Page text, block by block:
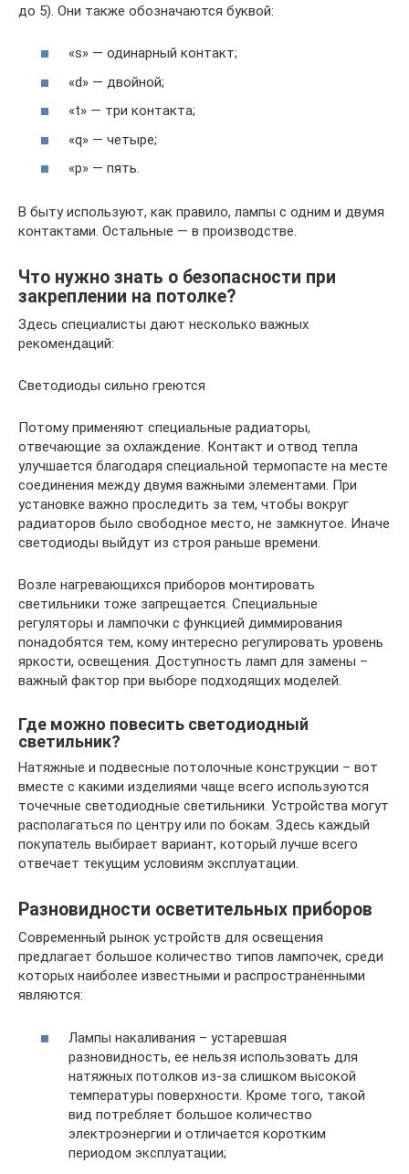
до 5). Они также обозначаются буквой:
«s» — одинарный контакт;
«d» — двойной;
«t» — три контакта;
«q» — четыре;
«p» — пять.
В быту используют, как правило, лампы с одним и двумя
контактами. Остальные — в производстве.
Что нужно знать о безопасности при
закреплении на потолке?
Здесь специалисты дают несколько важных
рекомендаций:
Светодиоды сильно греются
Потому применяют специальные радиаторы,
отвечающие за охлаждение. Контакт и отвод тепла
улучшается благодаря специальной термопасте на месте
соединения между двумя важными элементами. При
установке важно проследить за тем, чтобы вокруг
радиаторов было свободное место, не замкнутое. Иначе
светодиоды выйдут из строя раньше времени.
Возле нагревающихся приборов монтировать
светильники тоже запрещается. Специальные
регуляторы и лампочки с функцией диммирования
понадобятся тем, кому интересно регулировать уровень
яркости, освещения. Доступность ламп для замены –
важный фактор при выборе подходящих моделей.
Где можно повесить светодиодный
светильник?
Натяжные и подвесные потолочные конструкции – вот
вместе с какими изделиями чаще всего используются
точечные светодиодные светильники. Устройства могут
располагаться по центру или по бокам. Здесь каждый
покупатель выбирает вариант, который лучше всего
отвечает текущим условиям эксплуатации.
Разновидности осветительных приборов
Современный рынок устройств для освещения
предлагает большое количество типов лампочек, среди
которых наиболее известными и распространёнными
являются:
Лампы накаливания – устаревшая
разновидность, ее нельзя использовать для
натяжных потолков из-за слишком высокой
температуры поверхности. Кроме того, такой
вид потребляет большое количество
электроэнергии и отличается коротким
периодом эксплуатации;